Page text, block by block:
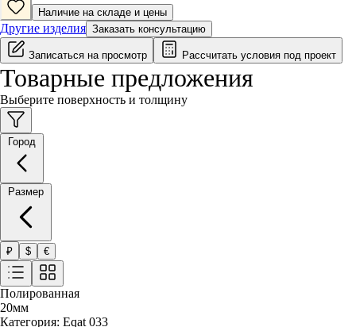
Наличие на складе и цены
Другие изделия Заказать консультацию
Записаться на просмотр Рассчитать условия под проект
Товарные предложения
Выберите поверхность и толщину
₽ $ €
Полированная
20мм
Категория: Eqat 033